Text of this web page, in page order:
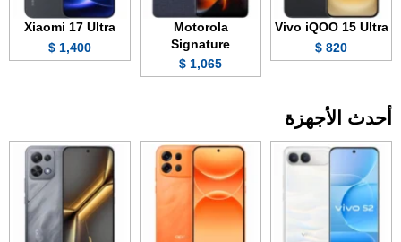
Vivo iQOO 15 Ultra
820 $
Motorola
Signature
1,065 $
Xiaomi 17 Ultra
1,400 $
أحدث الأجهزة